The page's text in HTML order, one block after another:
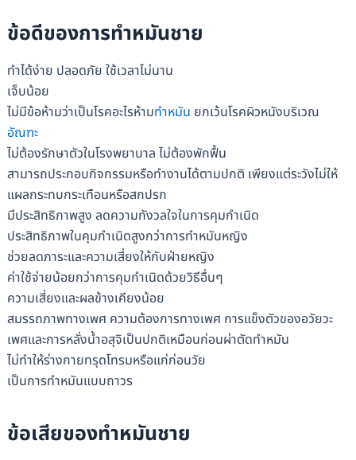
ข้อดีของการทำหมันชาย
ทำได้ง่าย ปลอดภัย ใช้เวลาไม่นาน
เจ็บน้อย
ไม่มีข้อห้ามว่าเป็นโรคอะไรห้ามทำหมัน ยกเว้นโรคผิวหนังบริเวณ
อัณฑะ
ไม่ต้องรักษาตัวในโรงพยาบาล ไม่ต้องพักฟื้น
สามารถประกอบกิจกรรมหรือทำงานได้ตามปกติ เพียงแต่ระวังไม่ให้
แผลกระทบกระเทือนหรือสกปรก
มีประสิทธิภาพสูง ลดความกังวลใจในการคุมกำเนิด
ประสิทธิภาพในคุมกำเนิดสูงกว่าการทำหมันหญิง
ช่วยลดภาระและความเสี่ยงให้กับฝ่ายหญิง
ค่าใช้จ่ายน้อยกว่าการคุมกำเนิดด้วยวิธีอื่นๆ
ความเสี่ยงและผลข้างเคียงน้อย
สมรรถภาพทางเพศ ความต้องการทางเพศ การแข็งตัวของอวัยวะ
เพศและการหลั่งน้ำอสุจิเป็นปกติเหมือนก่อนผ่าตัดทำหมัน
ไม่ทำให้ร่างกายทรุดโทรมหรือแก่ก่อนวัย
เป็นการทำหมันแบบถาวร
ข้อเสียของทำหมันชาย